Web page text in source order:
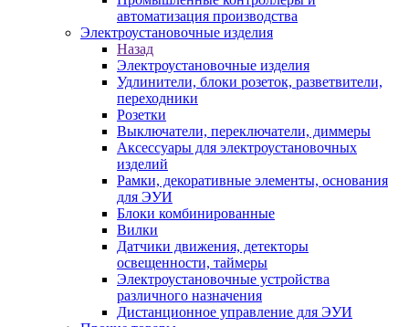
автоматизация производства
Электроустановочные изделия
Назад
Электроустановочные изделия
Удлинители, блоки розеток, разветвители,
переходники
Розетки
Выключатели, переключатели, диммеры
Аксессуары для электроустановочных
изделий
Рамки, декоративные элементы, основания
для ЭУИ
Блоки комбинированные
Вилки
Датчики движения, детекторы
освещенности, таймеры
Электроустановочные устройства
различного назначения
Дистанционное управление для ЭУИ